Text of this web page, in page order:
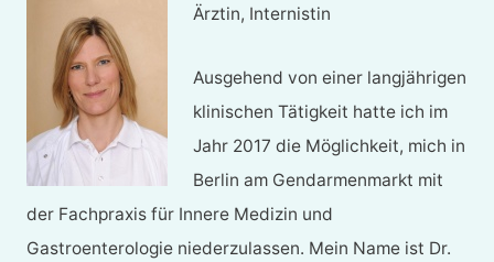
Ärztin, Internistin
Ausgehend von einer langjährigen
klinischen Tätigkeit hatte ich im
Jahr 2017 die Möglichkeit, mich in
Berlin am Gendarmenmarkt mit
der Fachpraxis für Innere Medizin und
Gastroenterologie niederzulassen. Mein Name ist Dr.